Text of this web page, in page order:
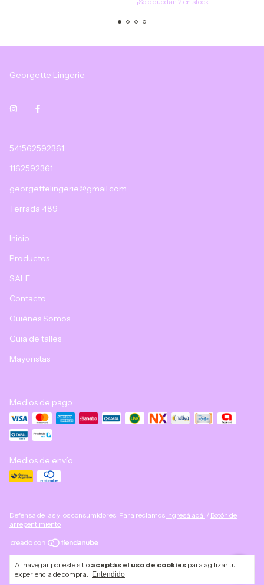
Al navegar por este sitio aceptás el uso de cookies para agilizar tu
experiencia de compra.
Entendido
Georgette Lingerie
541562592361
1162592361
georgettelingerie@gmail.com
Terrada 489
Inicio
Productos
SALE
Contacto
Quiénes Somos
Guia de talles
Mayoristas
Medios de pago
Medios de envío
Defensa de las y los consumidores. Para reclamos ingresá acá. / Botón de
arrepentimiento
Copyright Georgette Lingerie - 30707053069 - 2026. Todos los derechos
reservados.